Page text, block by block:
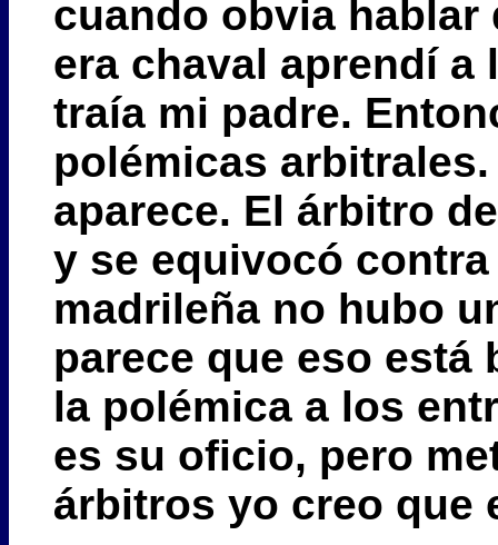
cuando obvia
era chaval aprendí a
traía mi padre.
polémicas
aparece. El árbitro
y se equivocó
madrileña no hubo
parece que eso
la polémica a los
es su oficio, pero
árbitros yo creo que